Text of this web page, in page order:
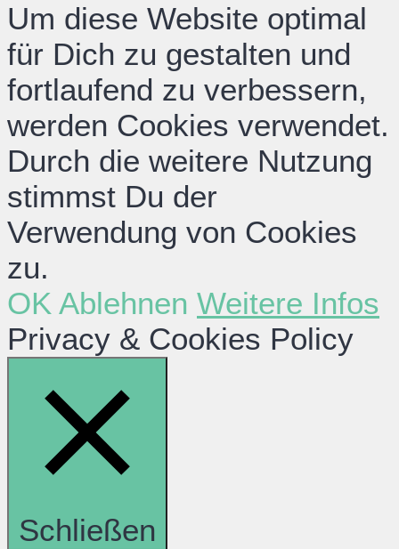
Um diese Website optimal
für Dich zu gestalten und
fortlaufend zu verbessern,
werden Cookies verwendet.
Durch die weitere Nutzung
stimmst Du der
Verwendung von Cookies
zu.
OK Ablehnen Weitere Infos
Privacy & Cookies Policy
Schließen